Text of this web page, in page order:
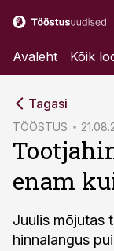
Avaleht Kõik
Tagasi
TÖÖSTUS
enam
Juulis mõjutas
hinnalangus